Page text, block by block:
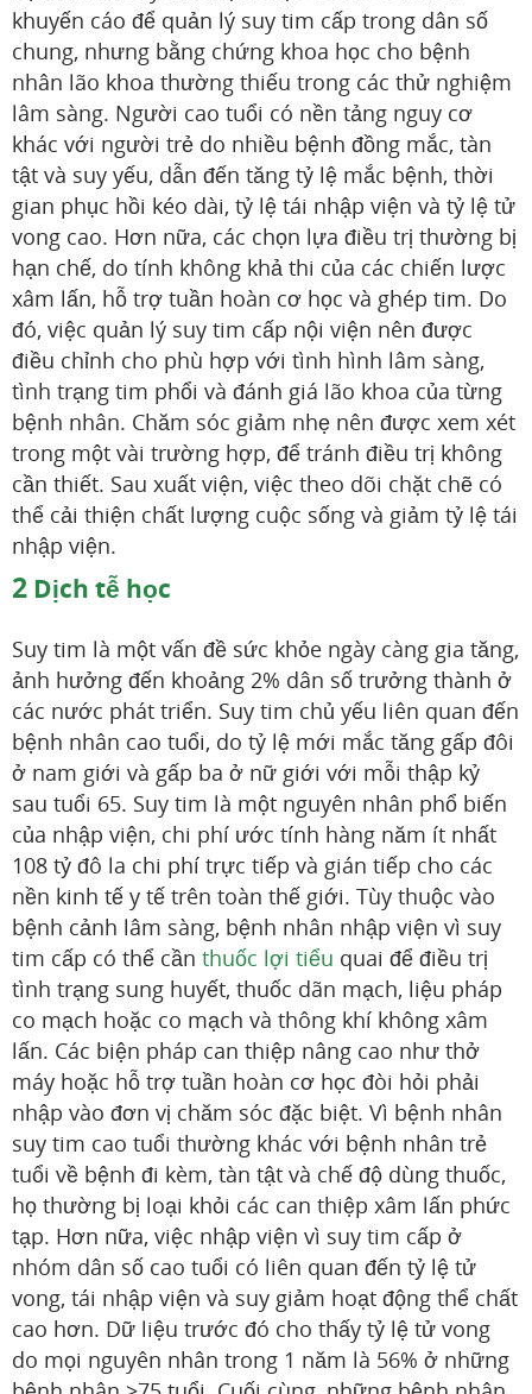
khuyến cáo để quản lý suy tim cấp trong dân số
chung, nhưng bằng chứng khoa học cho bệnh
nhân lão khoa thường thiếu trong các thử nghiệm
lâm sàng. Người cao tuổi có nền tảng nguy cơ
khác với người trẻ do nhiều bệnh đồng mắc, tàn
tật và suy yếu, dẫn đến tăng tỷ lệ mắc bệnh, thời
gian phục hồi kéo dài, tỷ lệ tái nhập viện và tỷ lệ tử
vong cao. Hơn nữa, các chọn lựa điều trị thường bị
hạn chế, do tính không khả thi của các chiến lược
xâm lấn, hỗ trợ tuần hoàn cơ học và ghép tim. Do
đó, việc quản lý suy tim cấp nội viện nên được
điều chỉnh cho phù hợp với tình hình lâm sàng,
tình trạng tim phổi và đánh giá lão khoa của từng
bệnh nhân. Chăm sóc giảm nhẹ nên được xem xét
trong một vài trường hợp, để tránh điều trị không
cần thiết. Sau xuất viện, việc theo dõi chặt chẽ có
thể cải thiện chất lượng cuộc sống và giảm tỷ lệ tái
nhập viện.
2 Dịch tễ học
Suy tim là một vấn đề sức khỏe ngày càng gia tăng,
ảnh hưởng đến khoảng 2% dân số trưởng thành ở
các nước phát triển. Suy tim chủ yếu liên quan đến
bệnh nhân cao tuổi, do tỷ lệ mới mắc tăng gấp đôi
ở nam giới và gấp ba ở nữ giới với mỗi thập kỷ
sau tuổi 65. Suy tim là một nguyên nhân phổ biến
của nhập viện, chi phí ước tính hàng năm ít nhất
108 tỷ đô la chi phí trực tiếp và gián tiếp cho các
nền kinh tế y tế trên toàn thế giới. Tùy thuộc vào
bệnh cảnh lâm sàng, bệnh nhân nhập viện vì suy
tim cấp có thể cần thuốc lợi tiểu quai để điều trị
tình trạng sung huyết, thuốc dãn mạch, liệu pháp
co mạch hoặc co mạch và thông khí không xâm
lấn. Các biện pháp can thiệp nâng cao như thở
máy hoặc hỗ trợ tuần hoàn cơ học đòi hỏi phải
nhập vào đơn vị chăm sóc đặc biệt. Vì bệnh nhân
suy tim cao tuổi thường khác với bệnh nhân trẻ
tuổi về bệnh đi kèm, tàn tật và chế độ dùng thuốc,
họ thường bị loại khỏi các can thiệp xâm lấn phức
tạp. Hơn nữa, việc nhập viện vì suy tim cấp ở
nhóm dân số cao tuổi có liên quan đến tỷ lệ tử
vong, tái nhập viện và suy giảm hoạt động thể chất
cao hơn. Dữ liệu trước đó cho thấy tỷ lệ tử vong
do mọi nguyên nhân trong 1 năm là 56% ở những